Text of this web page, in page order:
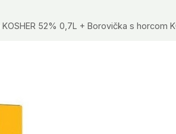
52% 0,7L + Borovička s horcom